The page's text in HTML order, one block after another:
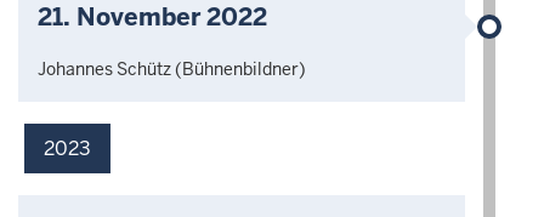
21. November 2022
Johannes Schütz (Bühnenbildner)
2023